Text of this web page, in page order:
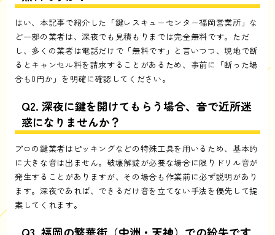
はい、本記事で紹介した「鍵レスキューセンター福岡営業所」な
ど一部の業者は、深夜でも見積もりまでは完全無料です。ただ
し、多くの業者は電話だけで「無料です」と言いつつ、現地で断
るとキャンセル料を請求することがあるため、事前に「断った場
合も0円か」を明確に確認してください。
Q2. 深夜に鍵を開けてもらう場合、音で近所迷
惑になりませんか？
プロの鍵業者はピッキングなどの特殊工具を用いるため、基本的
に大きな音は出ません。破壊解錠が必要な場合に限りドリル音が
発生することがありますが、その場合も作業前に必ず説明があり
ます。深夜であれば、できるだけ音を立てない手法を優先して提
案してくれます。